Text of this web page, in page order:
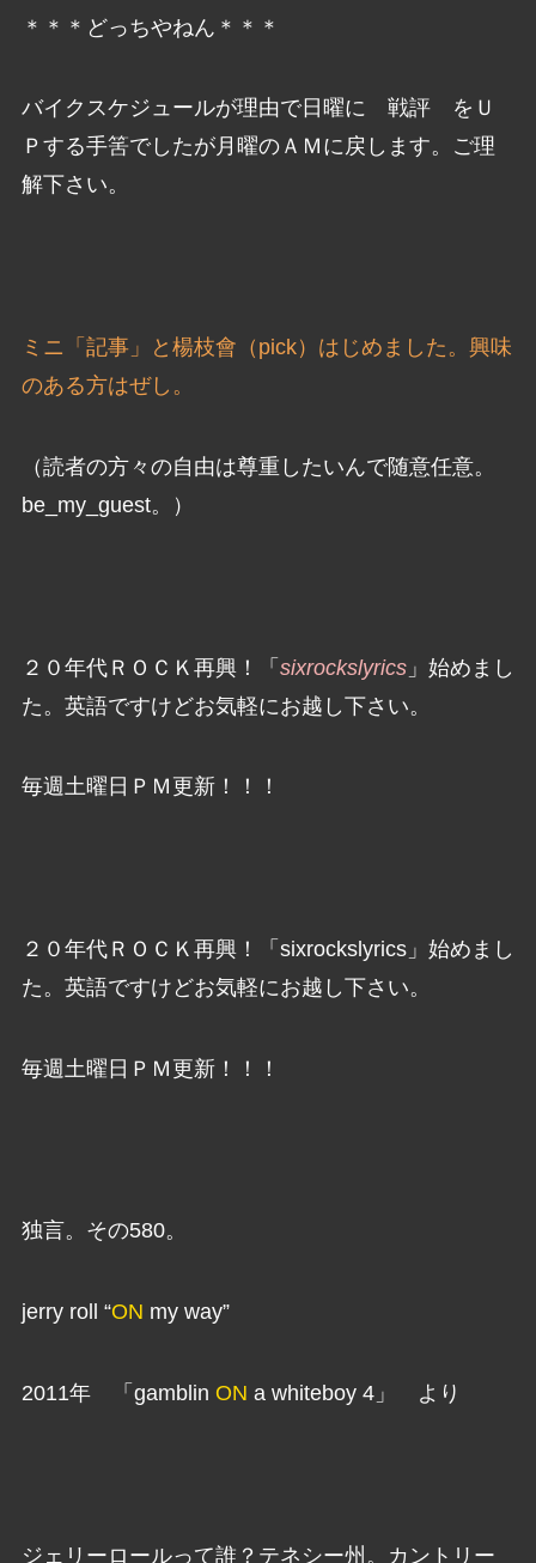
＊＊＊どっちやねん＊＊＊
バイクスケジュールが理由で日曜に 戦評 をＵ
Ｐする手筈でしたが月曜のＡＭに戻します。ご理
解下さい。
ミニ「記事」と楊枝會（pick）はじめました。興味
のある方はぜし。
（読者の方々の自由は尊重したいんで随意任意。
be_my_guest。）
２０年代ＲＯＣＫ再興！「 sixrockslyrics」始めまし
た。英語ですけどお気軽にお越し下さい。
毎週土曜日ＰＭ更新！！！
２０年代ＲＯＣＫ再興！「sixrockslyrics」始めまし
た。英語ですけどお気軽にお越し下さい。
毎週土曜日ＰＭ更新！！！
独言。その580。
jerry roll “ON my way”
2011年 「gamblin ON a whiteboy 4」 より
ジェリーロールって誰？テネシー州。カントリー